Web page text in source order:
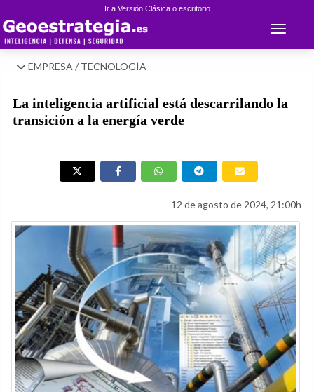
Ir a Versión Clásica o escritorio
Toggle
EMPRESA / TECNOLOGÍA
La inteligencia artificial está descarrilando la
transición a la energía verde
12 de agosto de 2024, 21:00h